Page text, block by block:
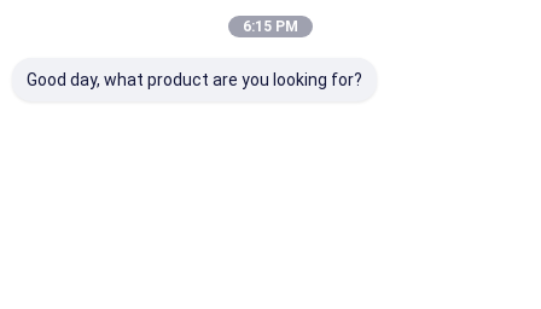
cinese.Copyright © 2026 Chuangda (Shenzhen) Printing Equipment
Group. All Rights Reserved.
6:15 PM
Good day, what product are you looking for?